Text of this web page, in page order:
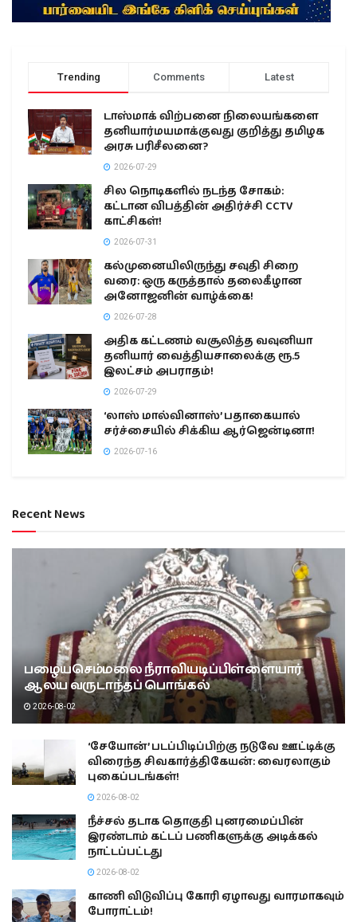
Trending Comments Latest
டாஸ்மாக் விற்பனை நிலையங்களை
தனியார்மயமாக்குவது குறித்து தமிழக
அரசு பரிசீலனை?
2026-07-29
சில நொடிகளில் நடந்த சோகம்:
கட்டான விபத்தின் அதிர்ச்சி CCTV
காட்சிகள்!
2026-07-31
கல்முனையிலிருந்து சவுதி சிறை
வரை: ஒரு கருத்தால் தலைகீழான
அனோஜனின் வாழ்க்கை!
2026-07-28
அதிக கட்டணம் வசூலித்த வவுனியா
தனியார் வைத்தியசாலைக்கு ரூ.5
இலட்சம் அபராதம்!
2026-07-29
‘லாஸ் மால்வினாஸ்’ பதாகையால்
சர்ச்சையில் சிக்கிய ஆர்ஜென்டினா!
2026-07-16
Recent News
பழையசெம்மலை நீராவியடிப்பிள்ளையார்
ஆலய வருடாந்தப் பொங்கல்
2026-08-02
‘சேயோன்’ படப்பிடிப்பிற்கு நடுவே ஊட்டிக்கு
விரைந்த சிவகார்த்திகேயன்: வைரலாகும்
புகைப்படங்கள்!
2026-08-02
நீச்சல் தடாக தொகுதி புனரமைப்பின்
இரண்டாம் கட்டப் பணிகளுக்கு அடிக்கல்
நாட்டப்பட்டது
2026-08-02
காணி விடுவிப்பு கோரி ஏழாவது வாரமாகவும்
போராட்டம்!